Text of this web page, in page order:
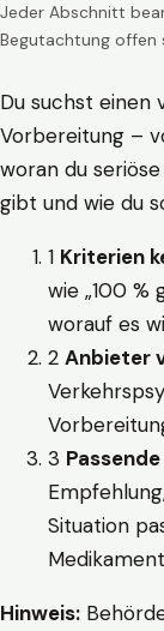
Jeder Abschnitt
Begutachtung offen
Du suchst einen
Vorbereitung –
woran du
gibt und wie du
1 Kriterien
wie „100 %
worauf es
2 Anbieter
3
Situation
Hinweis: